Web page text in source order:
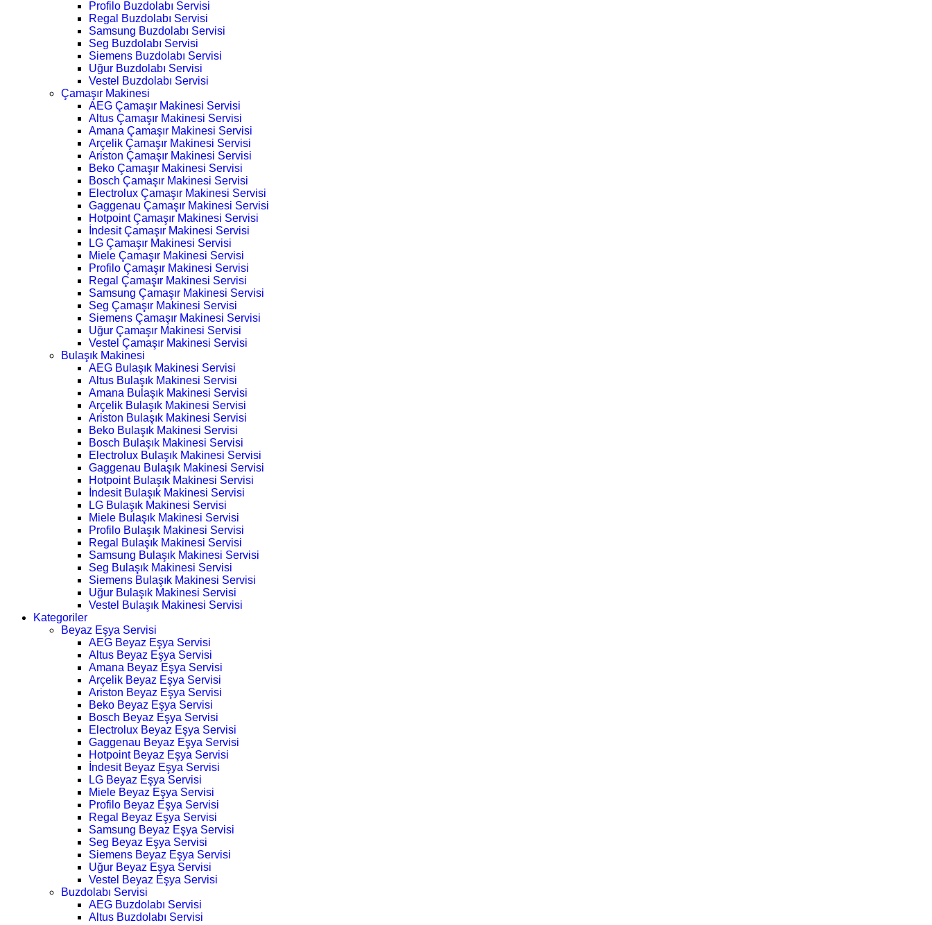
Profilo Buzdolabı Servisi
Regal Buzdolabı Servisi
Samsung Buzdolabı Servisi
Seg Buzdolabı Servisi
Siemens Buzdolabı Servisi
Uğur Buzdolabı Servisi
Vestel Buzdolabı Servisi
Çamaşır Makinesi
AEG Çamaşır Makinesi Servisi
Altus Çamaşır Makinesi Servisi
Amana Çamaşır Makinesi Servisi
Arçelik Çamaşır Makinesi Servisi
Ariston Çamaşır Makinesi Servisi
Beko Çamaşır Makinesi Servisi
Bosch Çamaşır Makinesi Servisi
Electrolux Çamaşır Makinesi Servisi
Gaggenau Çamaşır Makinesi Servisi
Hotpoint Çamaşır Makinesi Servisi
İndesit Çamaşır Makinesi Servisi
LG Çamaşır Makinesi Servisi
Miele Çamaşır Makinesi Servisi
Profilo Çamaşır Makinesi Servisi
Regal Çamaşır Makinesi Servisi
Samsung Çamaşır Makinesi Servisi
Seg Çamaşır Makinesi Servisi
Siemens Çamaşır Makinesi Servisi
Uğur Çamaşır Makinesi Servisi
Vestel Çamaşır Makinesi Servisi
Bulaşık Makinesi
AEG Bulaşık Makinesi Servisi
Altus Bulaşık Makinesi Servisi
Amana Bulaşık Makinesi Servisi
Arçelik Bulaşık Makinesi Servisi
Ariston Bulaşık Makinesi Servisi
Beko Bulaşık Makinesi Servisi
Bosch Bulaşık Makinesi Servisi
Electrolux Bulaşık Makinesi Servisi
Gaggenau Bulaşık Makinesi Servisi
Hotpoint Bulaşık Makinesi Servisi
İndesit Bulaşık Makinesi Servisi
LG Bulaşık Makinesi Servisi
Miele Bulaşık Makinesi Servisi
Profilo Bulaşık Makinesi Servisi
Regal Bulaşık Makinesi Servisi
Samsung Bulaşık Makinesi Servisi
Seg Bulaşık Makinesi Servisi
Siemens Bulaşık Makinesi Servisi
Uğur Bulaşık Makinesi Servisi
Vestel Bulaşık Makinesi Servisi
Kategoriler
Beyaz Eşya Servisi
AEG Beyaz Eşya Servisi
Altus Beyaz Eşya Servisi
Amana Beyaz Eşya Servisi
Arçelik Beyaz Eşya Servisi
Ariston Beyaz Eşya Servisi
Beko Beyaz Eşya Servisi
Bosch Beyaz Eşya Servisi
Electrolux Beyaz Eşya Servisi
Gaggenau Beyaz Eşya Servisi
Hotpoint Beyaz Eşya Servisi
İndesit Beyaz Eşya Servisi
LG Beyaz Eşya Servisi
Miele Beyaz Eşya Servisi
Profilo Beyaz Eşya Servisi
Regal Beyaz Eşya Servisi
Samsung Beyaz Eşya Servisi
Seg Beyaz Eşya Servisi
Siemens Beyaz Eşya Servisi
Uğur Beyaz Eşya Servisi
Vestel Beyaz Eşya Servisi
Buzdolabı Servisi
AEG Buzdolabı Servisi
Altus Buzdolabı Servisi